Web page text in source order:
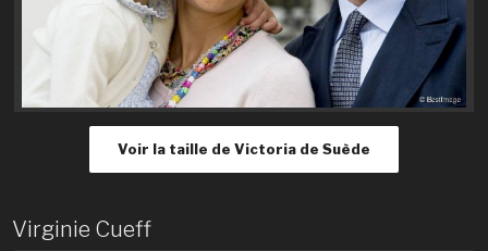
Voir la taille de Victoria de Suède
Virginie Cueff